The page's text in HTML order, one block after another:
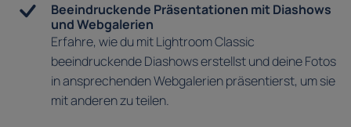
Beeindruckende Präsentationen mit Diashows
und Webgalerien
Erfahre, wie du mit Lightroom Classic
beeindruckende Diashows erstellst und deine Fotos
in ansprechenden Webgalerien präsentierst, um sie
mit anderen zu teilen.